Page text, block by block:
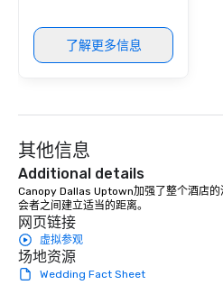
了解更多信息
其他信息
Additional details
Canopy Dallas Uptown加强了整个酒店
会者之间建立适当的距离。
网页链接
虚拟参观
场地资源
Wedding Fact Sheet